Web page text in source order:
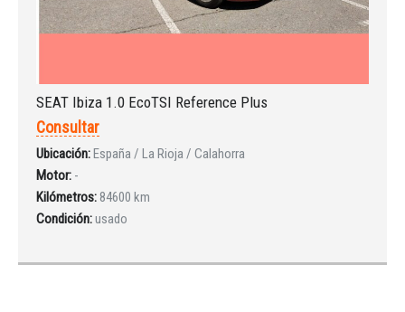
SEAT Ibiza 1.0 EcoTSI Reference Plus
Consultar
Ubicación:España / La Rioja / Calahorra
Motor: -
Kilómetros: 84600 km
Condición:usado